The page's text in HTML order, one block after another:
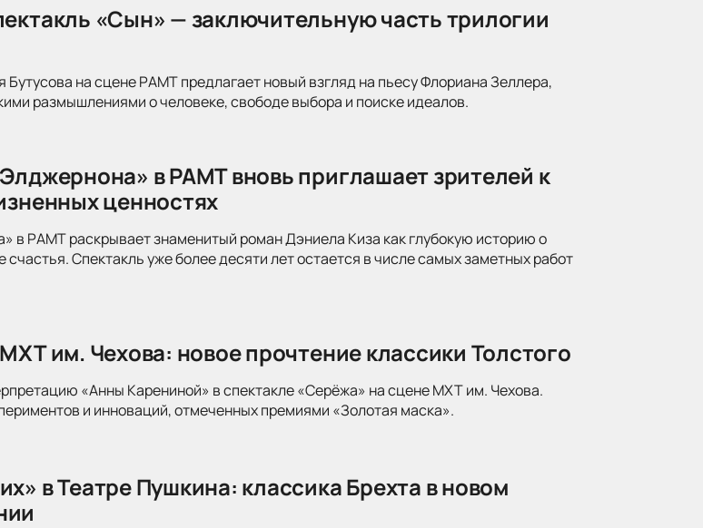
«Сын» — заключительную часть трилогии
на сцене РАМТ предлагает новый взгляд на пьесу Флориана Зеллера,
размышлениями о человеке, свободе выбора и поиске идеалов.
в РАМТ вновь приглашает зрителей к
ценностях
в РАМТ раскрывает знаменитый роман Дэниела Киза как глубокую историю о
Спектакль уже более десяти лет остается в числе самых заметных работ
им. Чехова: новое прочтение классики Толстого
«Анны Карениной» в спектакле «Серёжа» на сцене МХТ им. Чехова.
и инноваций, отмеченных премиями «Золотая маска».
в Театре Пушкина: классика Брехта в новом